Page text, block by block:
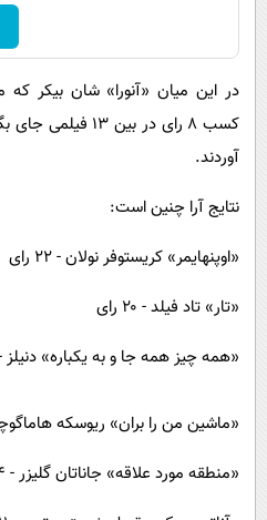
در این میان «آنورا» شان بیکر
کسب ۸ رای در بین
آوردند.
نتایج آرا چنین است:
«اوپنهایمر» کریستوفر نولان - ۲۲ رای
«تار» تاد فیلد - ۲۰ رای
«همه چیز همه جا و به یکباره» دنیلز - ۱۹
«ماشین من را بران» ریوسکه هاماگوچی -
«منطقه مورد علاقه» جاناتان گلیزر - ۱۴ رای